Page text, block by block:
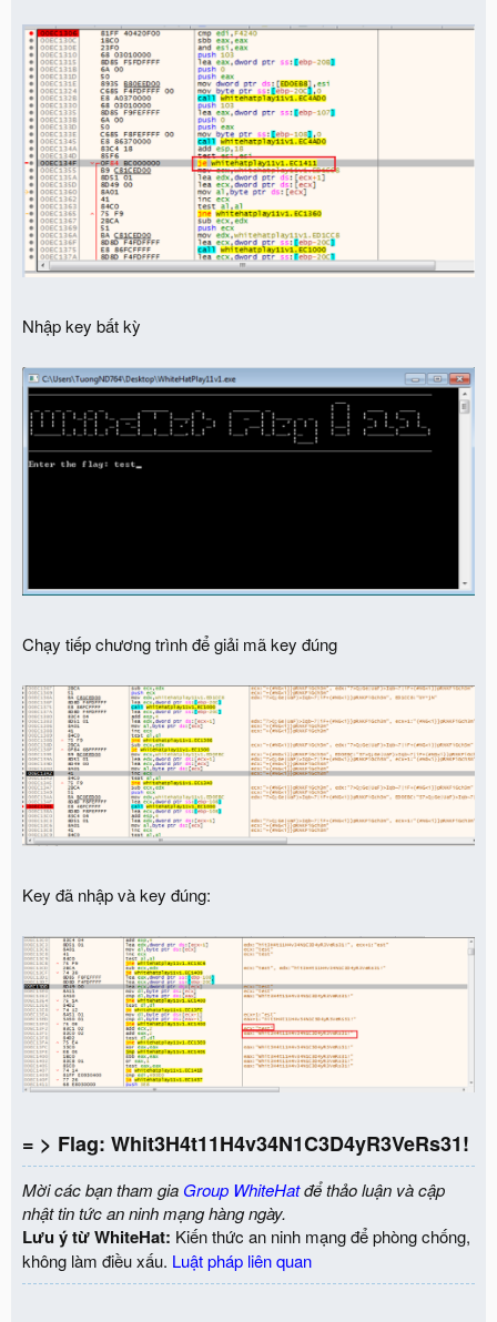
Nhập key bất kỳ
Chạy tiếp chương trình để giải mã key đúng
Key đã nhập và key đúng:
= > Flag: Whit3H4t11H4v34N1C3D4yR3VeRs31!
Mời các bạn tham gia Group WhiteHatđể thảo luận và cập
nhật tin tức an ninh mạng hàng ngày.
Lưu ý từ WhiteHat: Kiến thức an ninh mạng để phòng chống,
không làm điều xấu. Luật pháp liên quan